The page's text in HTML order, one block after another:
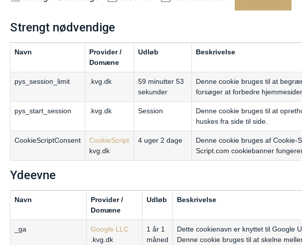
Strengt nødvendige
Navn
Provider /
Domæne
Udløb Beskrivelse
pys_session_limit .kvg.dk
59 minutter 53
sekunder
Denne cookie bruges til at
forsøger at forbedre
pys_start_session .kvg.dk Session
Denne cookie bruges til at
huskes fra side til side.
CookieScriptConsent
CookieScript
kvg.dk
4 uger 2 dage
Denne cookie bruges af
Script.com cookiebanner
Ydeevne
Navn
Provider /
Domæne
Udløb Beskrivelse
_ga
Google LLC
.kvg.dk
1 år 1
måned
Dette cookienavn er knyttet til Google
Denne cookie bruges til at skelne